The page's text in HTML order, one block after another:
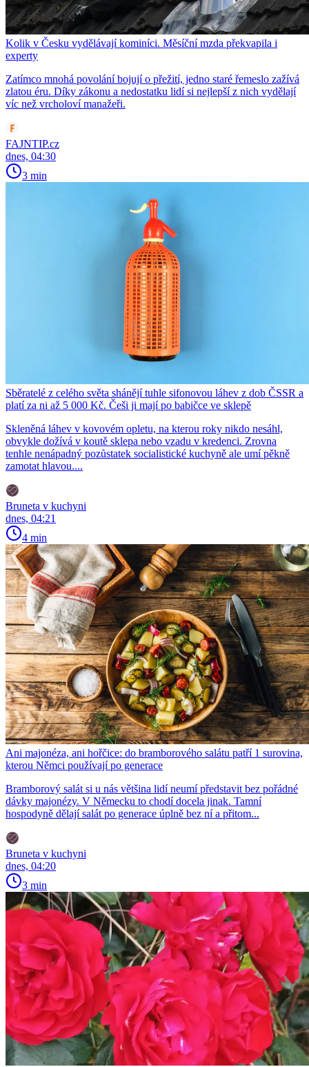
Kolik v Česku vydělávají kominíci. Měsíční mzda překvapila i
experty
Zatímco mnohá povolání bojují o přežití, jedno staré řemeslo zažívá
zlatou éru. Díky zákonu a nedostatku lidí si nejlepší z nich vydělají
víc než vrcholoví manažeři.
FAJNTIP.cz
dnes, 04:30
3 min
Sběratelé z celého světa shánějí tuhle sifonovou láhev z dob ČSSR a
platí za ni až 5 000 Kč. Češi ji mají po babičce ve sklepě
Skleněná láhev v kovovém opletu, na kterou roky nikdo nesáhl,
obvykle dožívá v koutě sklepa nebo vzadu v kredenci. Zrovna
tenhle nenápadný pozůstatek socialistické kuchyně ale umí pěkně
zamotat hlavou....
Bruneta v kuchyni
dnes, 04:21
4 min
Ani majonéza, ani hořčice: do bramborového salátu patří 1 surovina,
kterou Němci používají po generace
Bramborový salát si u nás většina lidí neumí představit bez pořádné
dávky majonézy. V Německu to chodí docela jinak. Tamní
hospodyně dělají salát po generace úplně bez ní a přitom...
Bruneta v kuchyni
dnes, 04:20
3 min